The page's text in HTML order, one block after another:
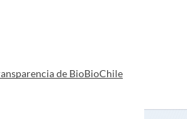
de BioBioChile